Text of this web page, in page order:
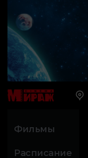
Фильмы
Расписание